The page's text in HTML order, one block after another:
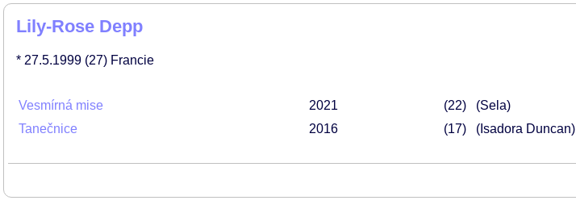
Lily-Rose Depp
* 27.5.1999 (27) Francie
Vesmírná mise 2021 22
(Sela)
Tanečnice
2016 17 (Isadora Duncan)